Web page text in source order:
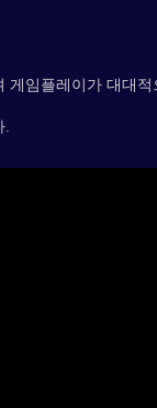
게임플레이가 대대적
.